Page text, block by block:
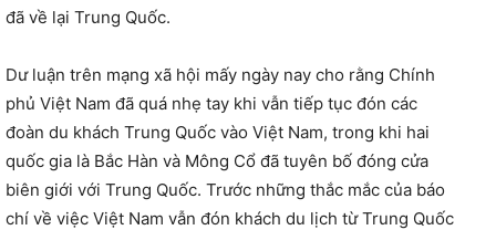
đã về lại Trung Quốc.
Dư luận trên mạng xã hội mấy ngày nay cho rằng Chính
phủ Việt Nam đã quá nhẹ tay khi vẫn tiếp tục đón các
đoàn du khách Trung Quốc vào Việt Nam, trong khi hai
quốc gia là Bắc Hàn và Mông Cổ đã tuyên bố đóng cửa
biên giới với Trung Quốc. Trước những thắc mắc của báo
chí về việc Việt Nam vẫn đón khách du lịch từ Trung Quốc